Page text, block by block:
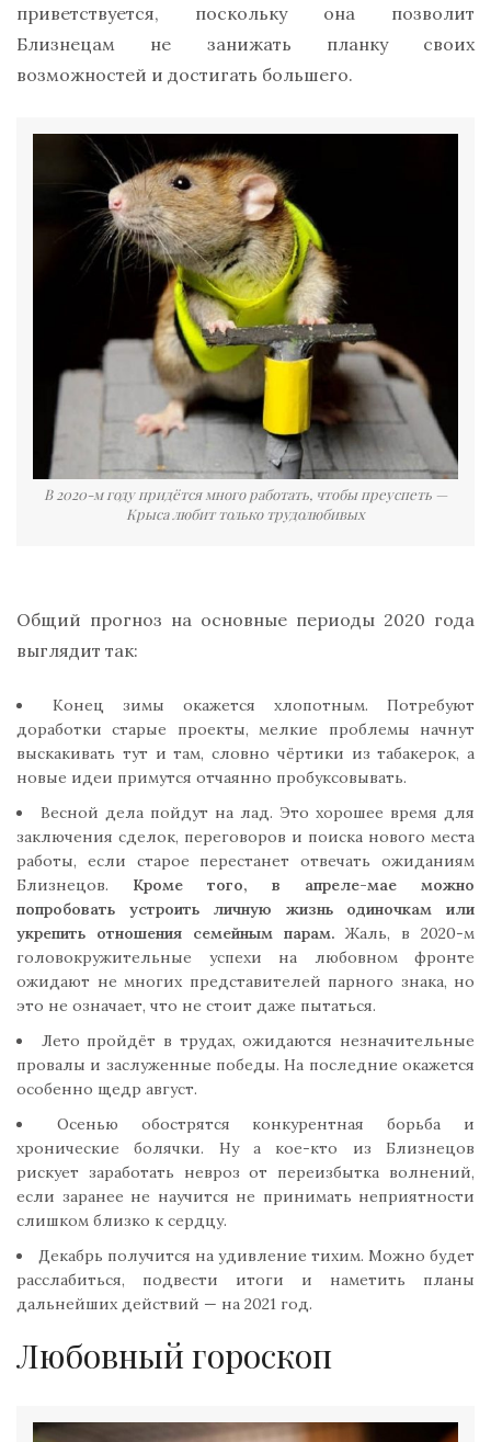
приветствуется, поскольку она позволит
Близнецам не занижать планку своих
возможностей и достигать большего.
В 2020-м году придётся много работать, чтобы преуспеть —
Крыса любит только трудолюбивых
Общий прогноз на основные периоды 2020 года
выглядит так:
Конец зимы окажется хлопотным. Потребуют
доработки старые проекты, мелкие проблемы начнут
выскакивать тут и там, словно чёртики из табакерок, а
новые идеи примутся отчаянно пробуксовывать.
Весной дела пойдут на лад. Это хорошее время для
заключения сделок, переговоров и поиска нового места
работы, если старое перестанет отвечать ожиданиям
Близнецов. Кроме того, в апреле-мае можно
попробовать устроить личную жизнь одиночкам или
укрепить отношения семейным парам. Жаль, в 2020-м
головокружительные успехи на любовном фронте
ожидают не многих представителей парного знака, но
это не означает, что не стоит даже пытаться.
Лето пройдёт в трудах, ожидаются незначительные
провалы и заслуженные победы. На последние окажется
особенно щедр август.
Осенью обострятся конкурентная борьба и
хронические болячки. Ну а кое-кто из Близнецов
рискует заработать невроз от переизбытка волнений,
если заранее не научится не принимать неприятности
слишком близко к сердцу.
Декабрь получится на удивление тихим. Можно будет
расслабиться, подвести итоги и наметить планы
дальнейших действий — на 2021 год.
Любовный гороскоп